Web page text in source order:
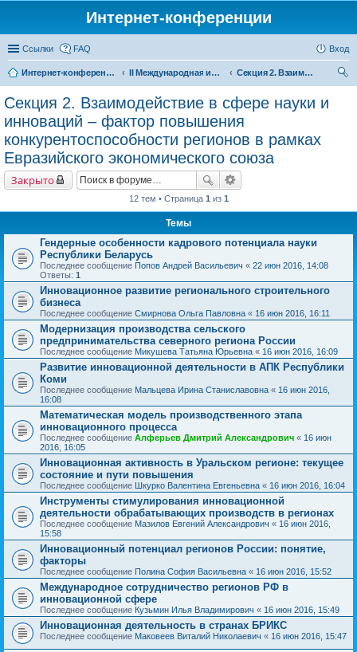
Интернет-конференции
Ссылки FAQ Вход
Интернет-конференции II Международная интернет-конференция «Межрегиональное сотрудничество в формирующемся Евразийском экономическом пространстве»
Секция 2. Взаимодействие в сфере науки и инноваций – фактор повышения конкурентоспособности регионов в рамках Евразийского экономического союза
Секция 2. Взаимодействие в сфере науки и
инноваций – фактор повышения
конкурентоспособности регионов в рамках
Евразийского экономического союза
Закрыто
12 тем • Страница 1 из 1
Темы
Гендерные особенности кадрового потенциала науки
Республики Беларусь
Последнее сообщение Попов Андрей Васильевич « 22 июн 2016, 14:08
Ответы: 1
Инновационное развитие регионального строительного
бизнеса
Последнее сообщение Смирнова Ольга Павловна « 16 июн 2016, 16:11
Модернизация производства сельского
предпринимательства северного региона России
Последнее сообщение Микушева Татьяна Юрьевна « 16 июн 2016, 16:09
Развитие инновационной деятельности в АПК Республики
Коми
Последнее сообщение Мальцева Ирина Станиславовна « 16 июн 2016,
16:08
Математическая модель производственного этапа
инновационного процесса
Последнее сообщение Алферьев Дмитрий Александрович « 16 июн
2016, 16:05
Инновационная активность в Уральском регионе: текущее
состояние и пути повышения
Последнее сообщение Шкурко Валентина Евгеньевна « 16 июн 2016, 16:04
Инструменты стимулирования инновационной
деятельности обрабатывающих производств в регионах
Последнее сообщение Мазилов Евгений Александрович « 16 июн 2016,
15:58
Инновационный потенциал регионов России: понятие,
факторы
Последнее сообщение Полина София Васильевна « 16 июн 2016, 15:52
Международное сотрудничество регионов РФ в
инновационной сфере
Последнее сообщение Кузьмин Илья Владимирович « 16 июн 2016, 15:49
Инновационная деятельность в странах БРИКС
Последнее сообщение Маковеев Виталий Николаевич « 16 июн 2016, 15:47